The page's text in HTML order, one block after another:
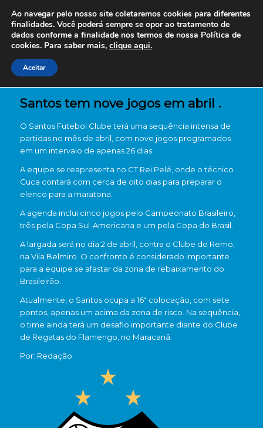
Santos tem nove jogos em abril .
O Santos Futebol Clubeterá uma sequência intensa de
partidas no mês de abril, com nove jogos programados
em um intervalo de apenas 26 dias.
A equipe se reapresenta no CT Rei Pelé , onde o técnico
Cuca contará com cerca de oito dias para preparar o
elenco para a maratona.
A agenda inclui cinco jogos pelo Campeonato Brasileiro,
três pela Copa Sul-Americana e um pela Copa do Brasil.
A largada será no dia 2 de abril, contra o Clube do Remo
na Vila Belmiro . O confronto é considerado importante
para a equipe se afastar da zona de rebaixamento do
Brasileirão.
Atualmente, o Santos ocupa a 16ª colocação, com sete
pontos, apenas um acima da zona de risco. Na sequência,
o time ainda terá um desafio importante diante do Clube
de Regatas do Flamengo , no Maracanã.
Por: Redação
Ao navegar pelo nosso site coletaremos cookies para diferentes
finalidades. Você poderá sempre se opor ao tratamento de
dados conforme a finalidade nos termos de nossa Política de
cookies. Para saber mais, clique aqui.
Aceitar